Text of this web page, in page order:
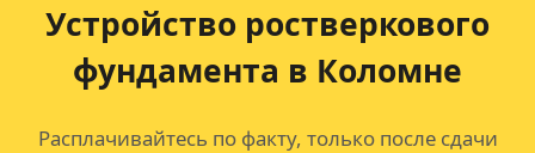
Устройство ростверкового
фундамента в Коломне
Расплачивайтесь по факту, только после сдачи